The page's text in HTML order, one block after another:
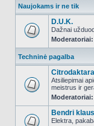
Naujokams ir ne tik
D.U.K.
Dažnai
Moderatoriai:
Techninė pagalba
Atsiliepimai
meistrus ir
Moderatoriai:
Bendri
Elektra,